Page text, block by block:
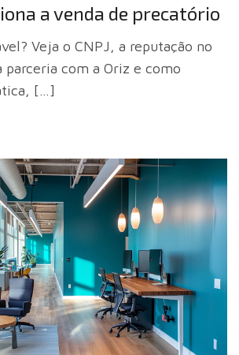
a venda de precatório
Veja o CNPJ, a reputação no
parceria com a Oriz e como
[…]